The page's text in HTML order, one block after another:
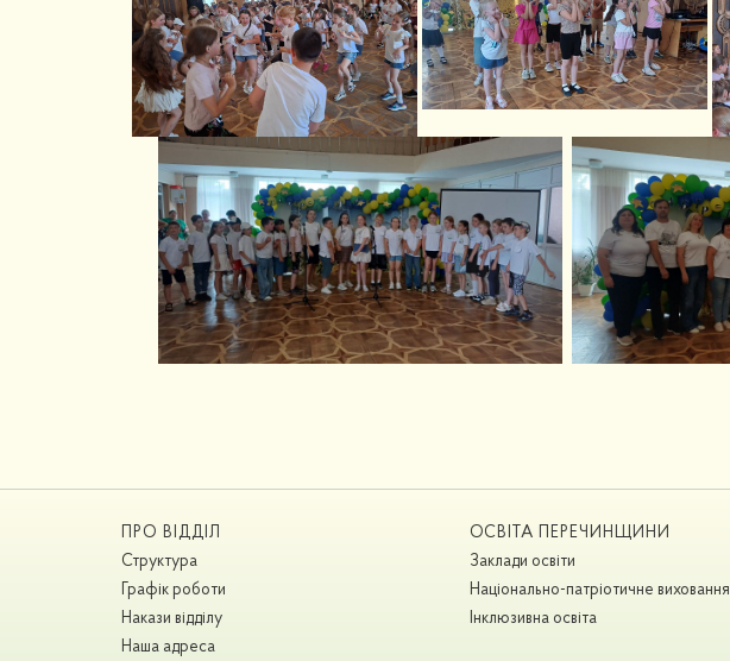
ПРО ВІДДІЛ
Структура
Графік роботи
Накази відділу
Наша адреса
ОСВІТА ПЕРЕЧИНЩИНИ
Заклади освіти
Національно-патріотичне виховання
Інклюзивна освіта